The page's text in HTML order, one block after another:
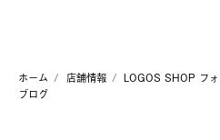
ホーム 店舗情報 LOGOS SHOP フ
ブログ